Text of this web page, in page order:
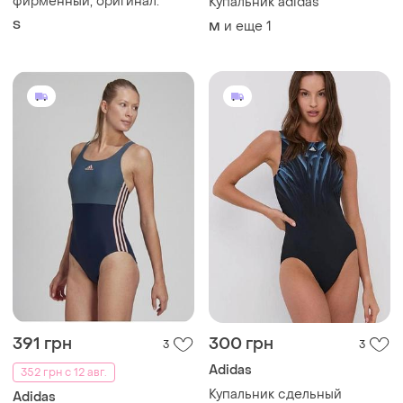
S M и еще 1
391 грн
3
352 грн с 12 авг.
Adidas
300 грн 3
Adidas
Купальник сдельный